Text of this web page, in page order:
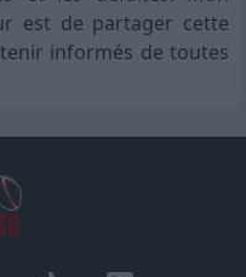
est de partager cette
informés de toutes